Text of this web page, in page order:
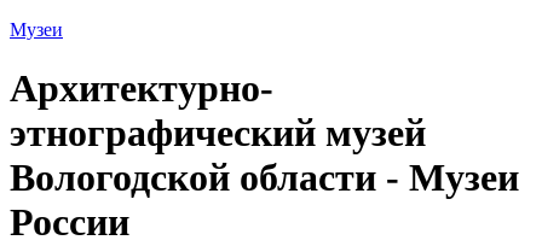
Музеи
Архитектурно-
этнографический музей
Вологодской области - Музеи
России